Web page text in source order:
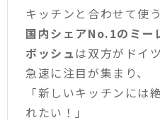
キッチンと合わせて使
国内シェアNo.1のミー
ボッシュ は双方がドイツ
急速に注目が集まり、
「新しいキッチンには
れたい！」